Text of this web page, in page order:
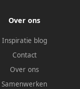
Over ons
Inspiratie blog
Contact
Over ons
Samenwerken